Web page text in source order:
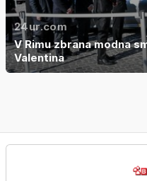
24ur.com
V Rimu zbrana modna
Valentina